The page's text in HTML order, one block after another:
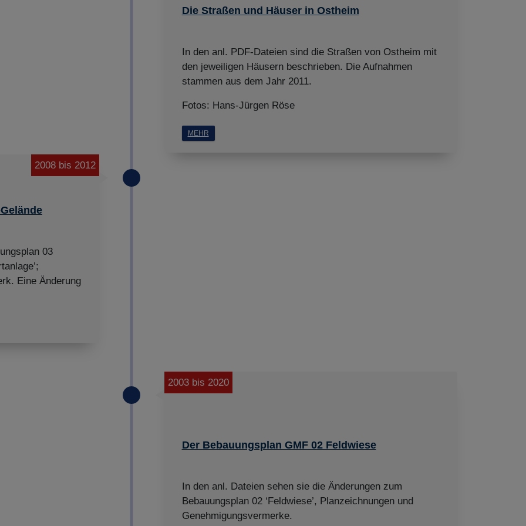
Die Straßen und Häuser in Ostheim
In den anl. PDF-Dateien sind die Straßen von Ostheim mit
den jeweiligen Häusern beschrieben. Die Aufnahmen
stammen aus dem Jahr 2011.
Fotos: Hans-Jürgen Röse
MEHR
2008 bis 2012
03
Eine Änderung
Der Bebauungsplan GMF 02 Feldwiese
2003 bis 2020
In den anl. Dateien sehen sie die Änderungen zum
Bebauungsplan 02 ‘Feldwiese’, Planzeichnungen und
Genehmigungsvermerke.